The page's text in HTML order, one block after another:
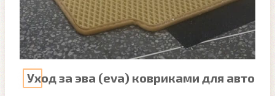
Уход за эва (eva) ковриками для авто